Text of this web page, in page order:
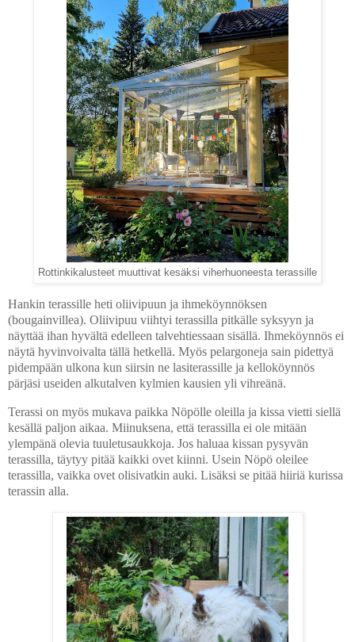
Rottinkikalusteet muuttivat kesäksi viherhuoneesta terassille
Hankin terassille heti oliivipuun ja ihmeköynnöksen
(bougainvillea). Oliivipuu viihtyi terassilla pitkälle syksyyn ja
näyttää ihan hyvältä edelleen talvehtiessaan sisällä. Ihmeköynnös ei
näytä hyvinvoivalta tällä hetkellä. Myös pelargoneja sain pidettyä
pidempään ulkona kun siirsin ne lasiterassille ja kelloköynnös
pärjäsi useiden alkutalven kylmien kausien yli vihreänä.
Terassi on myös mukava paikka Nöpölle oleilla ja kissa vietti siellä
kesällä paljon aikaa. Miinuksena, että terassilla ei ole mitään
ylempänä olevia tuuletusaukkoja. Jos haluaa kissan pysyvän
terassilla, täytyy pitää kaikki ovet kiinni. Usein Nöpö oleilee
terassilla, vaikka ovet olisivatkin auki. Lisäksi se pitää hiiriä kurissa
terassin alla.